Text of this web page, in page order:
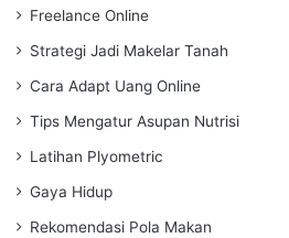
Freelance Online
Strategi Jadi Makelar Tanah
Cara Adapt Uang Online
Tips Mengatur Asupan Nutrisi
Latihan Plyometric
Gaya Hidup
Rekomendasi Pola Makan